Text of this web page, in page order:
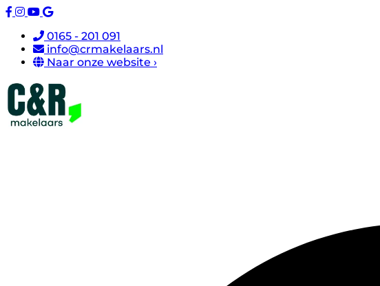
0165 - 201 091
info@crmakelaars.nl
Naar onze website ›